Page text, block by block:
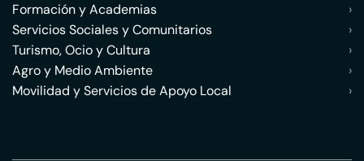
Formación y Academias
›
Servicios Sociales y Comunitarios
›
Turismo, Ocio y Cultura
›
Agro y Medio Ambiente
›
Movilidad y Servicios de Apoyo Local
›